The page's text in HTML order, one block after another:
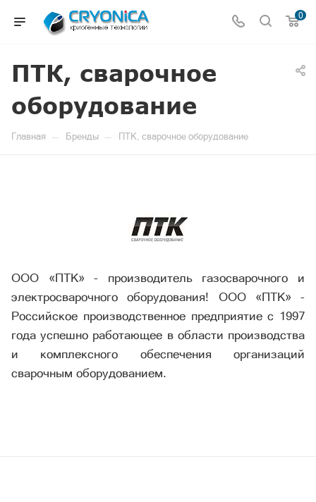
0
ПТК, сварочное
оборудование
Главная — Бренды — ПТК, сварочное оборудование
ООО «ПТК» - производитель газосварочного и
электросварочного оборудования! ООО «ПТК» -
Российское производственное предприятие с 1997
года успешно работающее в области производства
и комплексного обеспечения организаций
сварочным оборудованием.